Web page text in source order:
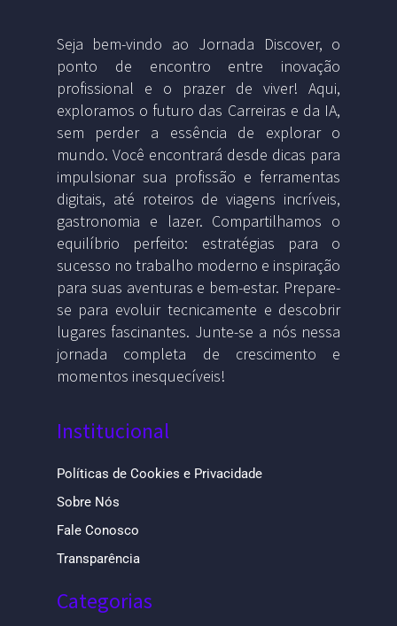
Seja bem-vindo ao Jornada Discover, o
ponto de encontro entre inovação
profissional e o prazer de viver! Aqui,
exploramos o futuro das Carreiras e da IA,
sem perder a essência de explorar o
mundo. Você encontrará desde dicas para
impulsionar sua profissão e ferramentas
digitais, até roteiros de viagens incríveis,
gastronomia e lazer. Compartilhamos o
equilíbrio perfeito: estratégias para o
sucesso no trabalho moderno e inspiração
para suas aventuras e bem-estar. Prepare-
se para evoluir tecnicamente e descobrir
lugares fascinantes. Junte-se a nós nessa
jornada completa de crescimento e
momentos inesquecíveis!
Institucional
Políticas de Cookies e Privacidade
Sobre Nós
Fale Conosco
Transparência
Categorias